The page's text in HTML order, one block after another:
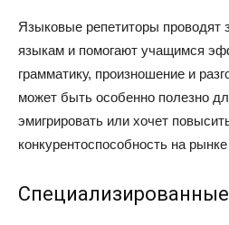
Языковые репетиторы проводят
языкам и помогают учащимся
грамматику, произношение и
может быть особенно полезно
эмигрировать или хочет
конкурентоспособность на